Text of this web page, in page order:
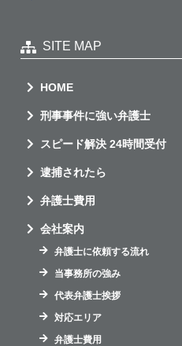
SITE MAP
HOME
刑事事件に強い弁護士
スピード解決 24時間受付
逮捕されたら
弁護士費用
会社案内
弁護士に依頼する流れ
当事務所の強み
代表弁護士挨拶
対応エリア
弁護士費用